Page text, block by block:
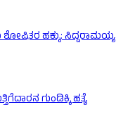
ಶೋಷಿತರ ಹಕ್ಕು: ಸಿದ್ದರಾಮಯ್ಯ
ಗುಂಡಿಕ್ಕಿ ಹತ್ಯೆ